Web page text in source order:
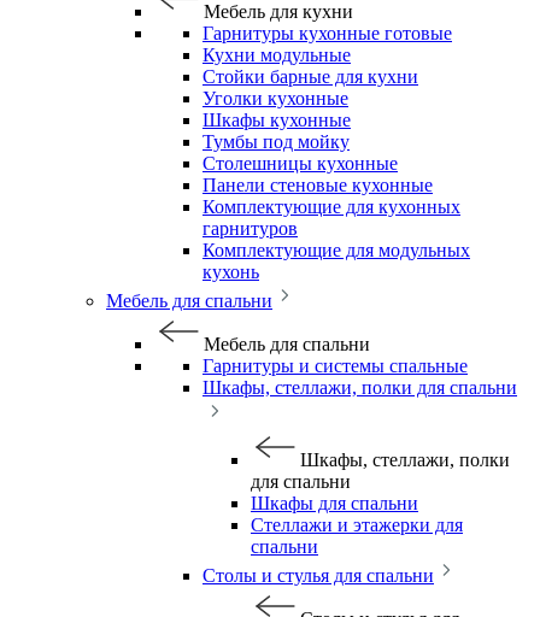
Мебель для кухни
Гарнитуры кухонные готовые
Кухни модульные
Стойки барные для кухни
Уголки кухонные
Шкафы кухонные
Тумбы под мойку
Столешницы кухонные
Панели стеновые кухонные
Комплектующие для кухонных
гарнитуров
Комплектующие для модульных
кухонь
Мебель для спальни
Мебель для спальни
Гарнитуры и системы спальные
Шкафы, стеллажи, полки для спальни
Шкафы, стеллажи, полки
для спальни
Шкафы для спальни
Стеллажи и этажерки для
спальни
Столы и стулья для спальни